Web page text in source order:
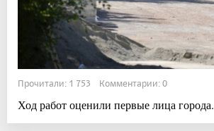
Прочитали: 1 753 Комментарии: 0
Ход работ оценили первые лица города.